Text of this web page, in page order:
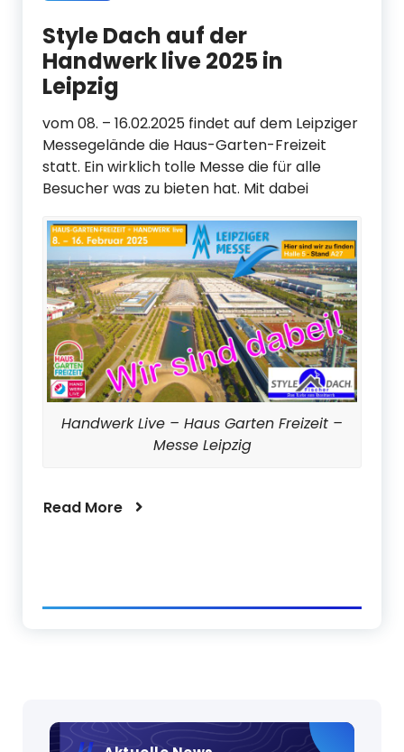
Style Dach auf der
Handwerk live 2025 in
Leipzig
vom 08. – 16.02.2025 findet auf dem Leipziger
Messegelände die Haus-Garten-Freizeit
statt. Ein wirklich tolle Messe die für alle
Besucher was zu bieten hat. Mit dabei
Handwerk Live – Haus Garten Freizeit –
Messe Leipzig
Read More